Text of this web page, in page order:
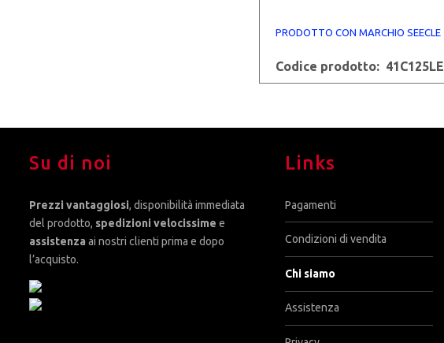
PRODOTTO CON MARCHIO SEECLE
Codice prodotto: 41C125LE
Su di noi
Prezzi vantaggiosi, disponibilità immediata
del prodotto, spedizioni velocissime e
assistenza ai nostri clienti prima e dopo
l’acquisto.
Links
Pagamenti
Condizioni di vendita
Chi siamo
Assistenza